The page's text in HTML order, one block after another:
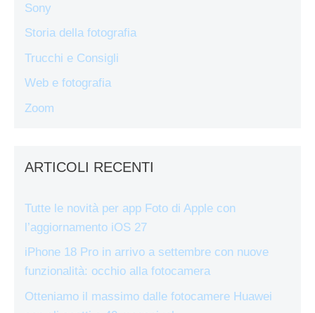
Sony
Storia della fotografia
Trucchi e Consigli
Web e fotografia
Zoom
ARTICOLI RECENTI
Tutte le novità per app Foto di Apple con
l’aggiornamento iOS 27
iPhone 18 Pro in arrivo a settembre con nuove
funzionalità: occhio alla fotocamera
Otteniamo il massimo dalle fotocamere Huawei